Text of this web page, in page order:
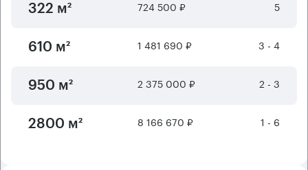
322 м² 724 500 ₽ 5
610 м² 1 481 690 ₽ 3 - 4
950 м² 2 375 000 ₽ 2 - 3
2800 м² 8 166 670 ₽ 1 - 6